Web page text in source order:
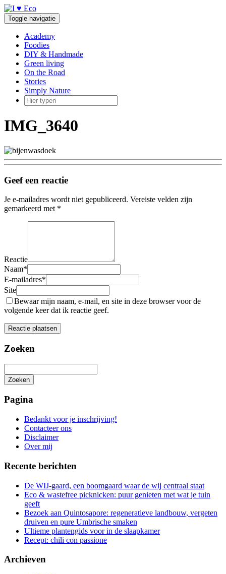
Doorgaan
naar
inhoud
Toggle navigatie
Academy
Foodies
DIY & Handmade
Green living
On the Road
Stories
Simply Nature
IMG_3640
Geef een reactie
Je e-mailadres wordt niet gepubliceerd. Vereiste velden zijn
gemarkeerd met *
Reactie
Naam*
E-mailadres*
Site
Bewaar mijn naam, e-mail, en site in deze browser voor de
volgende keer dat ik reactie geef.
Zoeken
Zoeken
zoeken
Pagina
Bedankt voor je inschrijving!
Contacteer ons
Disclaimer
Over mij
Recente berichten
De WIJ-gaard, een boomgaard waar de wij centraal staat
Eco & wastefree picknicken: puur genieten met wat je tuin
geeft
Bezoek aan Quintosapore: regeneratieve landbouw, vergeten
druiven en pure Umbrische smaken
Ultieme plantengids voor in de slaapkamer
Recept: chili con passione
Archieven